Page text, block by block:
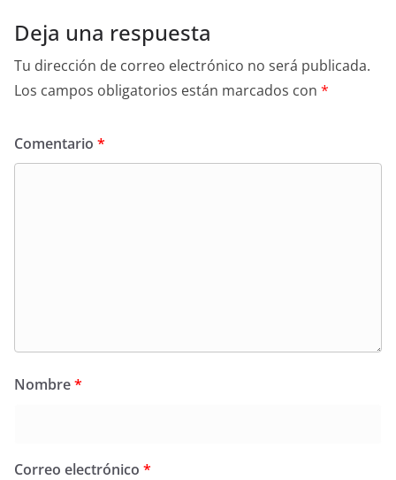
Deja una respuesta
Tu dirección de correo electrónico no será publicada.
Los campos obligatorios están marcados con *
Comentario *
Nombre*
Correo electrónico *